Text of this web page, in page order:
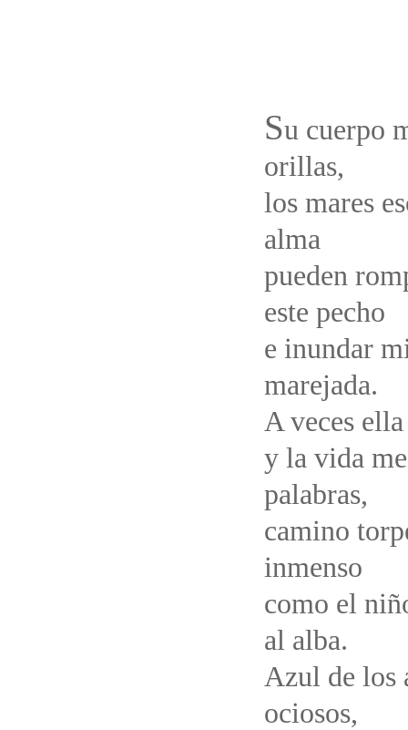
Su cuerpo
orillas,
los mares
alma
pueden
este pecho
e inundar
marejada.
A veces
y la vida
palabras,
camino
inmenso
como el
al alba.
Azul de los
ociosos,